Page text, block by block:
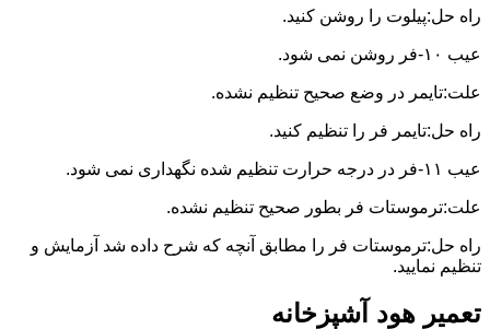
راه حل:پیلوت را روشن کنید.
عیب ۱۰-فر روشن نمی شود.
علت:تایمر در وضع صحیح تنظیم نشده.
راه حل:تایمر فر را تنظیم کنید.
عیب ۱۱-فر در درجه حرارت تنظیم شده نگهداری نمی شود.
علت:ترموستات فر بطور صحیح تنظیم نشده.
راه حل:ترموستات فر را مطابق آنچه که شرح داده شد آزمایش و
تنظیم نمایید.
تعمیر هود آشپزخانه